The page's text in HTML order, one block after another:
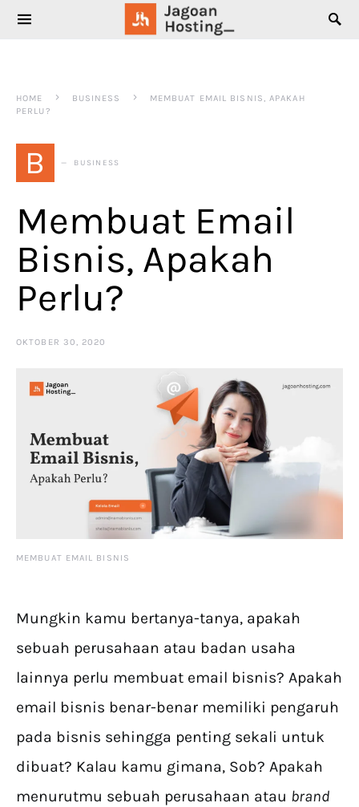
SEARCH FOR:
HOME BUSINESS
MEMBUAT EMAIL BISNIS, APAKAH
PERLU?
B BUSINESS
Membuat Email
Bisnis, Apakah
Perlu?
OKTOBER 30, 2020
MEMBUAT EMAIL BISNIS
Mungkin kamu bertanya-tanya, apakah
sebuah perusahaan atau badan usaha
lainnya perlu membuat email bisnis? Apakah
email bisnis benar-benar memiliki pengaruh
pada bisnis sehingga penting sekali untuk
dibuat? Kalau kamu gimana, Sob? Apakah
menurutmu sebuah perusahaan atau brand